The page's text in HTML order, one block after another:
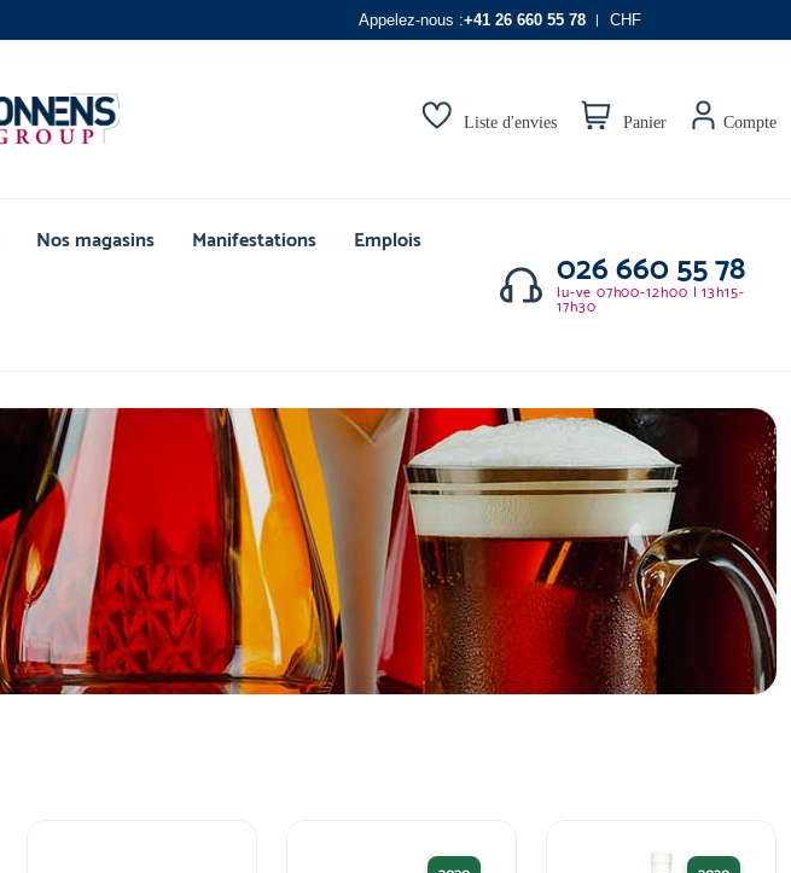
Appelez-nous :+41 26 660 55 78 CHF
Liste d'envies Panier Compte
Nos magasins Manifestations Emplois
026 660 55 78
lu-ve 07h00-12h00 | 13h15-
17h30